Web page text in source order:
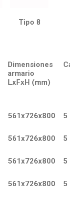
Tipo 8
Dimensiones
armario
LxFxH (mm)
561x726x800 5
561x726x800 5
561x726x800 5
561x726x800 5